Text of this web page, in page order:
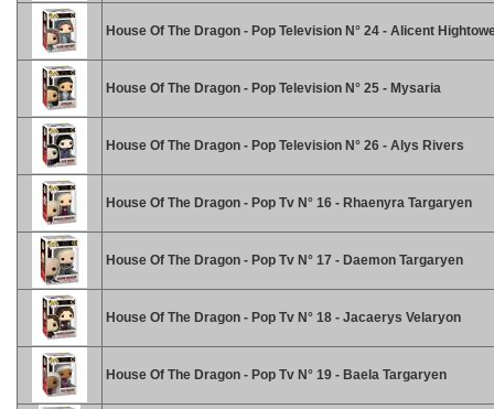
House Of The Dragon - Pop Television N° 24 - Alicent
House Of The Dragon - Pop Television N° 25 - Mysaria
House Of The Dragon - Pop Television N° 26 - Alys Rivers
House Of The Dragon - Pop Tv N° 16 - Rhaenyra Targaryen
House Of The Dragon - Pop Tv N° 17 - Daemon Targaryen
House Of The Dragon - Pop Tv N° 18 - Jacaerys Velaryon
House Of The Dragon - Pop Tv N° 19 - Baela Targaryen